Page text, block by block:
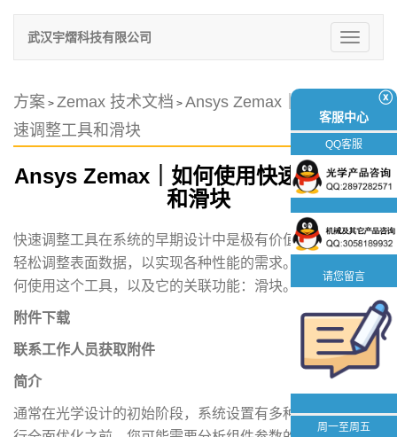
切
换
武汉宇熠科技有限公司
方案 > Zemax 技术文档 > Ansys Zemax｜如何使用快
速调整工具和滑块
Ansys Zemax｜如何使用快速调整工具
和滑块
快速调整工具在系统的早期设计中是极有价值的，它能让您
轻松调整表面数据，以实现各种性能的需求。本文介绍了如
何使用这个工具，以及它的关联功能：滑块。
附件下载
联系工作人员获取附件
简介
通常在光学设计的初始阶段，系统设置有多种可能性。在执
ⓧ
客服中心
QQ客服
请您留言
周一至周五